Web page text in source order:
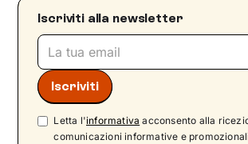
Iscriviti alla newsletter
Letta l'informativa acconsento alla
comunicazioni informative e